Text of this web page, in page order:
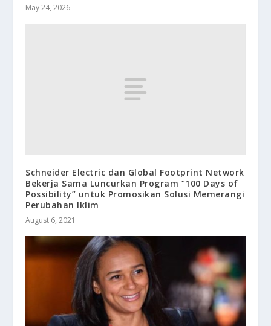
May 24, 2026
Schneider Electric dan Global Footprint Network
Bekerja Sama Luncurkan Program “100 Days of
Possibility” untuk Promosikan Solusi Memerangi
Perubahan Iklim
August 6, 2021